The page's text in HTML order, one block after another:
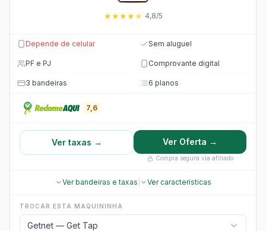
★★★★★ 4,8/5
Depende de celular Sem aluguel
PF e PJ Comprovante digital
3 bandeiras 6 planos
7,6
Ver taxas → Ver Oferta →
Compra segura via afiliado
Ver bandeiras e taxas Ver características
TROCAR ESTA MAQUININHA
Getnet — Get Tap